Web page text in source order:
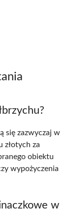
się zazwyczaj w
złotych za
obiektu
wypożyczenia
w